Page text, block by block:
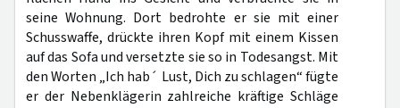
seine Wohnung. Dort bedrohte er sie mit einer
Schusswaffe, drückte ihren Kopf mit einem Kissen
auf das Sofa und versetzte sie so in Todesangst. Mit
den Worten „Ich hab´ Lust, Dich zu schlagen“ fügte
er der Nebenklägerin zahlreiche kräftige Schläge